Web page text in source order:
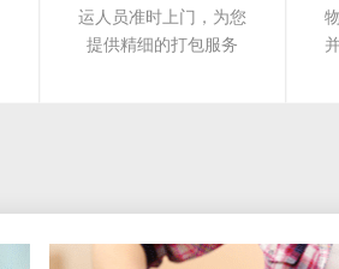
运人员准时上门，为您
提供精细的打包服务